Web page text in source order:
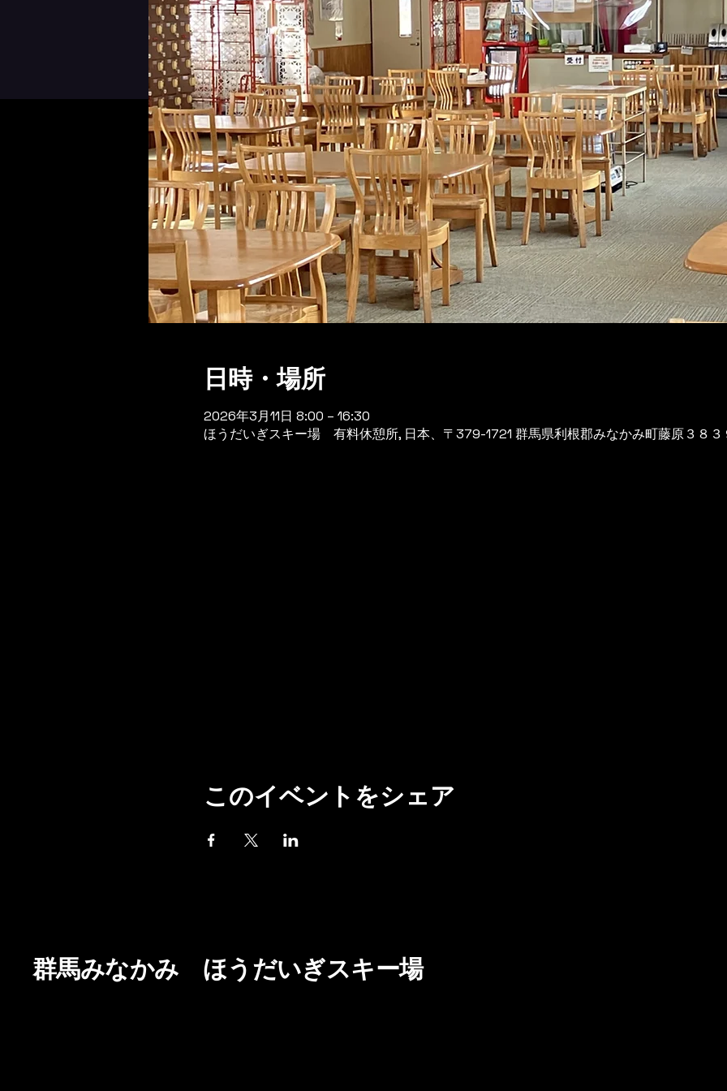
日時・場所
2026年3月11日 8:00 – 16:30
ほうだいぎスキー場 有料休憩所, 日本、〒379-1721 群馬県利根郡みなかみ町藤原３８３
このイベントをシェア
群馬みなかみ ほうだいぎスキー場